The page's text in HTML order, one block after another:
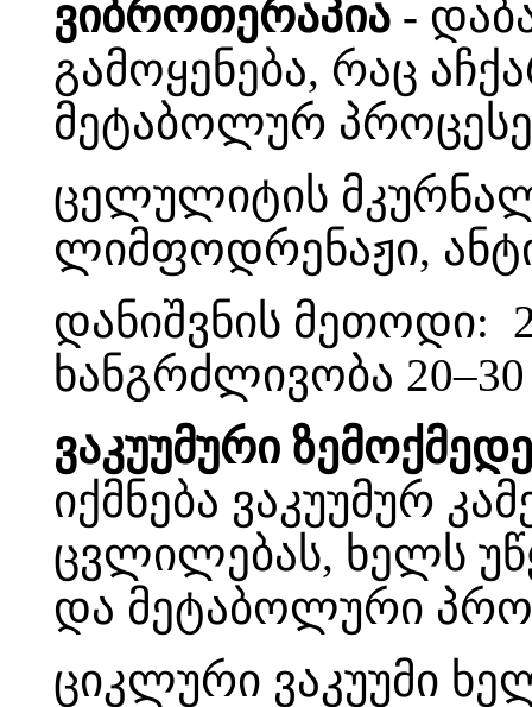
ვიბროთერაპია -
გამოყენება, რაც
მეტაბოლურ
ცელულიტის
ლიმფოდრენაჟი,
დანიშვნის მეთოდი:
ხანგრძლივობა
ვაკუუმური
იქმნება ვაკუუმურ
ცვლილებას, ხელს
და მეტაბოლური
ციკლური ვაკუუმი